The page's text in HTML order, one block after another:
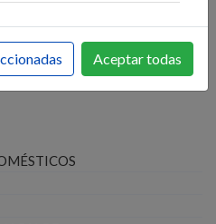
TECNOLOGÍAS>
VIDEOVIGILANCIAAceptar todas